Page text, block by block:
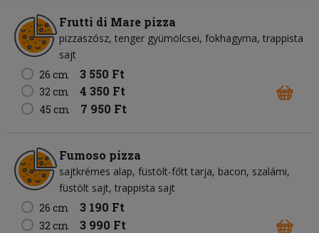
Frutti di Mare pizza
pizzaszósz tenger gyümölcsei fokhagyma trappista
sajt
26 cm
3 550 Ft
32 cm 4 350 Ft
45 cm 7 950 Ft
Fumoso pizza
sajtkrémes alap füstölt-főtt tarja bacon szalámi
füstölt sajt trappista sajt
26 cm
3 190 Ft
32 cm 3 990 Ft